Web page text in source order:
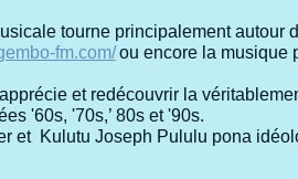
tourne principalement autour
fm.com/ou encore la musique
et redécouvrir la
'60s, '70s,’ 80s et '90s.
et Kulutu Joseph Pululu pona